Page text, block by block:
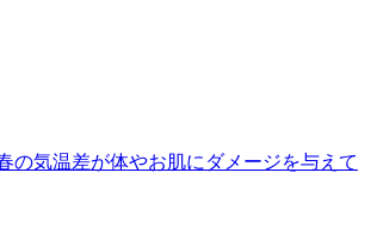
の気温差が体やお肌にダメージを与えて